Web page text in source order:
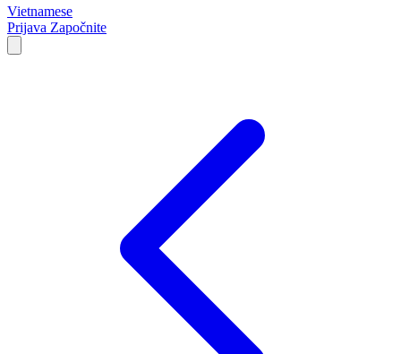
Vietnamese
Prijava Započnite